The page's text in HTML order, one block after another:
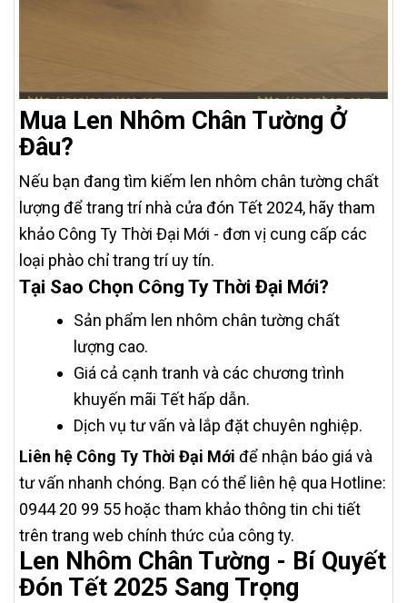
Mua Len Nhôm Chân Tường Ở
Đâu?
Nếu bạn đang tìm kiếm len nhôm chân tường chất
lượng để trang trí nhà cửa đón Tết 2024, hãy tham
khảo Công Ty Thời Đại Mới - đơn vị cung cấp các
loại phào chỉ trang trí uy tín.
Tại Sao Chọn Công Ty Thời Đại Mới?
Sản phẩm len nhôm chân tường chất
lượng cao.
Giá cả cạnh tranh và các chương trình
khuyến mãi Tết hấp dẫn.
Dịch vụ tư vấn và lắp đặt chuyên nghiệp.
Liên hệ Công Ty Thời Đại Mới để nhận báo giá và
tư vấn nhanh chóng. Bạn có thể liên hệ qua Hotline:
0944 20 99 55 hoặc tham khảo thông tin chi tiết
trên trang web chính thức của công ty.
Len Nhôm Chân Tường - Bí Quyết
Đón Tết 2025 Sang Trọng